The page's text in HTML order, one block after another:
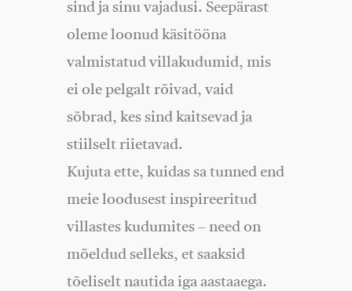
sind ja sinu vajadusi. Seepärast
oleme loonud käsitööna
valmistatud villakudumid, mis
ei ole pelgalt rõivad, vaid
sõbrad, kes sind kaitsevad ja
stiilselt riietavad.
Kujuta ette, kuidas sa tunned end
meie loodusest inspireeritud
villastes kudumites – need on
mõeldud selleks, et saaksid
tõeliselt nautida iga aastaaega.